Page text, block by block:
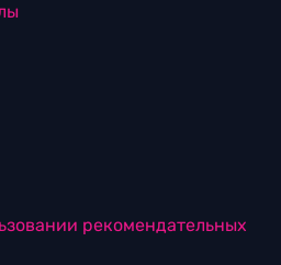
рекомендательных